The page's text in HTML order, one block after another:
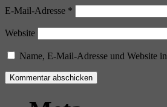
E-Mail-Adresse *
Website
Name, E-Mail-Adresse und Website